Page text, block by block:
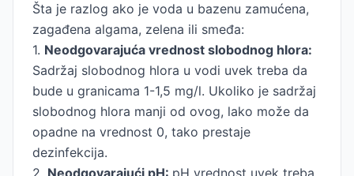
Šta je razlog ako je voda u bazenu zamućena,
zagađena algama, zelena ili smeđa:
1. Neodgovarajuća vrednost slobodnog hlora:
Sadržaj slobodnog hlora u vodi uvek treba da
bude u granicama 1-1,5 mg/l. Ukoliko je sadržaj
slobodnog hlora manji od ovog, lako može da
opadne na vrednost 0, tako prestaje
dezinfekcija.
2. Neodgovarajući pH: pH vrednost uvek treba